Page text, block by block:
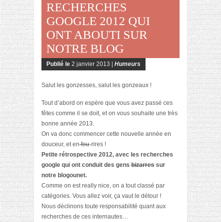
RECHERCHES
GOOGLE 2012 QUI
ONT ABOUTI SUR
NOTRE BLOG
Publié le 2 janvier 2013 | Humeurs
Salut les gonzesses, salut les gonzeaux !
Tout d’abord on espère que vous avez passé ces
fêtes comme il se doit, et on vous souhaite une très
bonne année 2013.
On va donc commencer cette nouvelle année en
douceur, et enfou-rires !
Petite rétrospective 2012, avec les recherches
google qui ont conduit des gens bizarres sur
notre blogounet.
Comme on est really nice, on a tout classé par
catégories. Vous allez voir, ça vaut le détour !
Nous déclinons toute responsabilité quant aux
recherches de ces internautes…